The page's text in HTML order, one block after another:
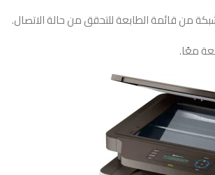
من قائمة الطابعة للتحقق من حالة الاتصال.
معًا.